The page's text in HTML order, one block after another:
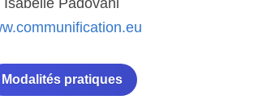
Isabelle Padovani
Modalités pratiques